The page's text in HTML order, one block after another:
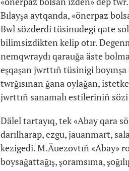
Bılayşa aytqanda, «önerpaz
Bwl sözderdi tüsinudegi qate
bilimsizdikten kelip otır.
nemqwraydı qarauğa äste
eşqaşan jwrttıñ tüsinigi
twrğısınan ğana oylağan,
jwrttıñ sanamalı estileriniñ
Dälel tartayıq, tek «Abay qara
darılharap, ezgu, jauanmart,
kezigedi. M.Äuezovtıñ «Abay»
boysağattağış, şoramsıma,